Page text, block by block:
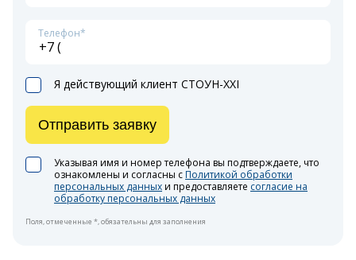
Телефон*
Я действующий клиент СТОУН-XXI
Указывая имя и номер телефона вы подтверждаете, что
ознакомлены и согласны с Политикой обработки
персональных данныхи предоставляете согласие на
обработку персональных данных
Отправить заявку
Поля, отмеченные *, обязательны для заполнения